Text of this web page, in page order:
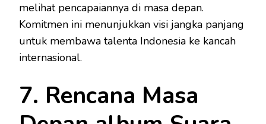
melihat pencapaiannya di masa depan.
Komitmen ini menunjukkan visi jangka panjang
untuk membawa talenta Indonesia ke kancah
internasional.
7. Rencana Masa